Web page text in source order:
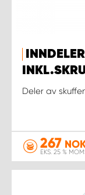
Deler av
267
EKS. 25 %